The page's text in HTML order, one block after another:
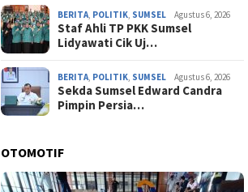
BERITA, POLITIK, SUMSEL Agustus 6, 2026
Staf Ahli TP PKK Sumsel
Lidyawati Cik Uj…
BERITA, POLITIK, SUMSEL Agustus 6, 2026
Sekda Sumsel Edward Candra
Pimpin Persia…
OTOMOTIF